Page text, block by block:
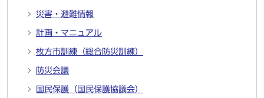
災害・避難情報
計画・マニュアル
枚方市訓練（総合防災訓練）
防災会議
国民保護（国民保護協議会）